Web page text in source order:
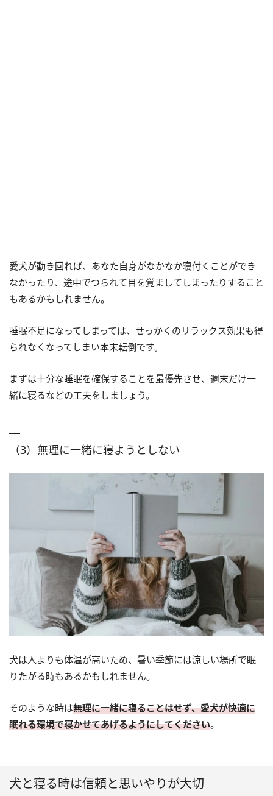
愛犬が動き回れば、あなた自身がなかなか寝付くことができ
なかったり、途中でつられて目を覚ましてしまったりすること
もあるかもしれません。
睡眠不足になってしまっては、せっかくのリラックス効果も得
られなくなってしまい本末転倒です。
まずは十分な睡眠を確保することを最優先させ、週末だけ一
緒に寝るなどの工夫をしましょう。
（3）無理に一緒に寝ようとしない
犬は人よりも体温が高いため、暑い季節には涼しい場所で眠
りたがる時もあるかもしれません。
そのような時は無理に一緒に寝ることはせず、愛犬が快適に
眠れる環境で寝かせてあげるようにしてください。
犬と寝る時は信頼と思いやりが大切